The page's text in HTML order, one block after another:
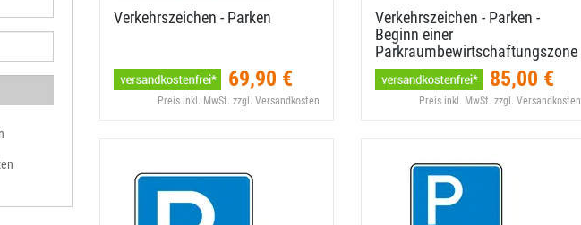
Verkehrszeichen - Parken
69,90 €
Preis inkl. MwSt. zzgl. Versandkosten
Verkehrszeichen - Parken -
Beginn einer
Parkraumbewirtschaftungszone
85,00 €
Preis inkl. MwSt. zzgl. Versandkosten